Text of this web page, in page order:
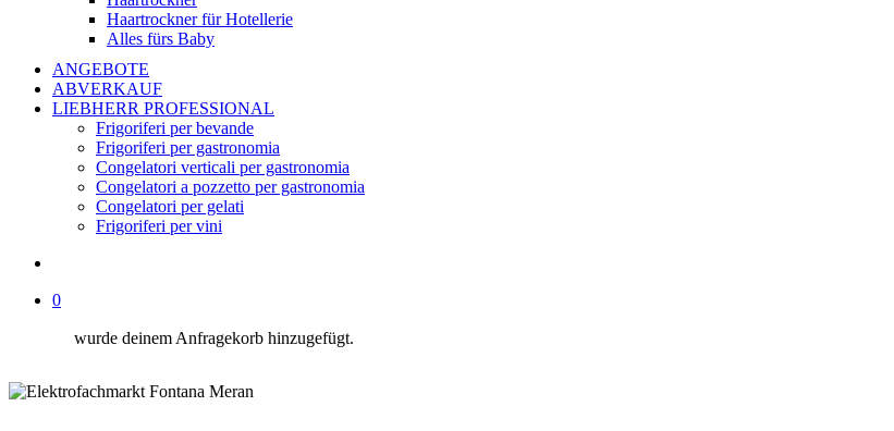
Haartrockner für Hotellerie
Alles fürs Baby
ANGEBOTE
ABVERKAUF
LIEBHERR PROFESSIONAL
Frigoriferi per bevande
Frigoriferi per gastronomia
Congelatori verticali per gastronomia
Congelatori a pozzetto per gastronomia
Congelatori per gelati
Frigoriferi per vini
0
wurde deinem Anfragekorb hinzugefügt.